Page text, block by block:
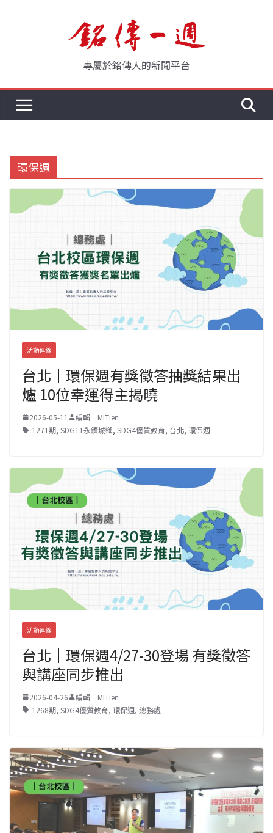
專屬於銘傳人的新聞平台
環保週
活動連線
台北｜環保週有獎徵答抽獎結果出
爐 10位幸運得主揭曉
2026-05-11
編輯｜MITien
1271期, SDG11永續城鄉, SDG4優質教育, 台北, 環保週
活動連線
台北｜環保週4/27-30登場 有獎徵答
與講座同步推出
2026-04-26
編輯｜MITien
1268期, SDG4優質教育, 環保週, 總務處